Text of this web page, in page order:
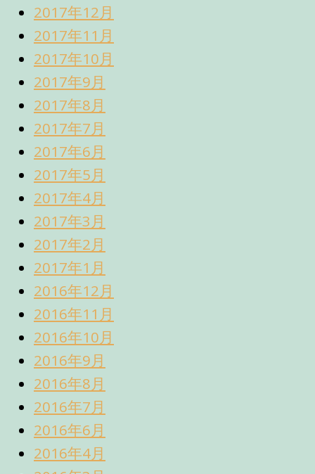
2017年12月
2017年11月
2017年10月
2017年9月
2017年8月
2017年7月
2017年6月
2017年5月
2017年4月
2017年3月
2017年2月
2017年1月
2016年12月
2016年11月
2016年10月
2016年9月
2016年8月
2016年7月
2016年6月
2016年4月